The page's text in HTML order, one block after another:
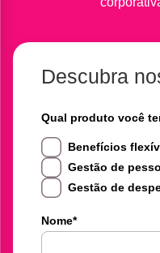
Descubra
Qual produto você
Benefícios
Gestão de
Gestão de
Nome*